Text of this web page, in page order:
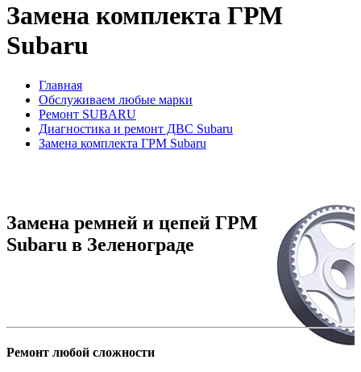
Замена комплекта ГРМ
Subaru
Главная
Обслуживаем любые марки
Ремонт SUBARU
Диагностика и ремонт ДВС Subaru
Замена комплекта ГРМ Subaru
Замена ремней и цепей ГРМ
Subaru в Зеленограде
Ремонт любой сложности